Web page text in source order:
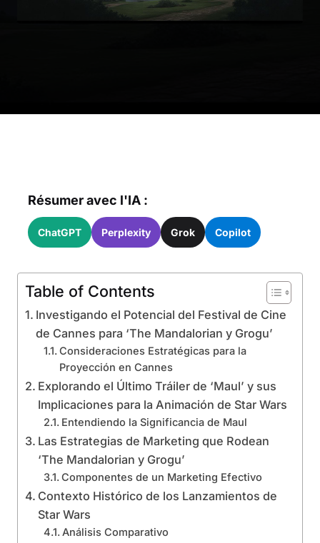
Résumer avec l'IA :
ChatGPT Perplexity Grok Copilot
Table of Contents
Investigando el Potencial del Festival de Cine
de Cannes para ‘The Mandalorian y Grogu’
Consideraciones Estratégicas para la
Proyección en Cannes
Explorando el Último Tráiler de ‘Maul’ y sus
Implicaciones para la Animación de Star Wars
Entendiendo la Significancia de Maul
Las Estrategias de Marketing que Rodean
‘The Mandalorian y Grogu’
Componentes de un Marketing Efectivo
Contexto Histórico de los Lanzamientos de
Star Wars
Análisis Comparativo